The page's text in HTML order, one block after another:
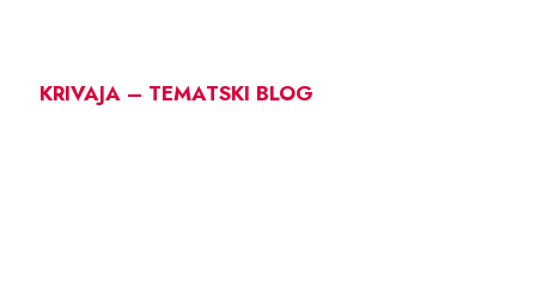
KRIVAJA – TEMATSKI BLOG